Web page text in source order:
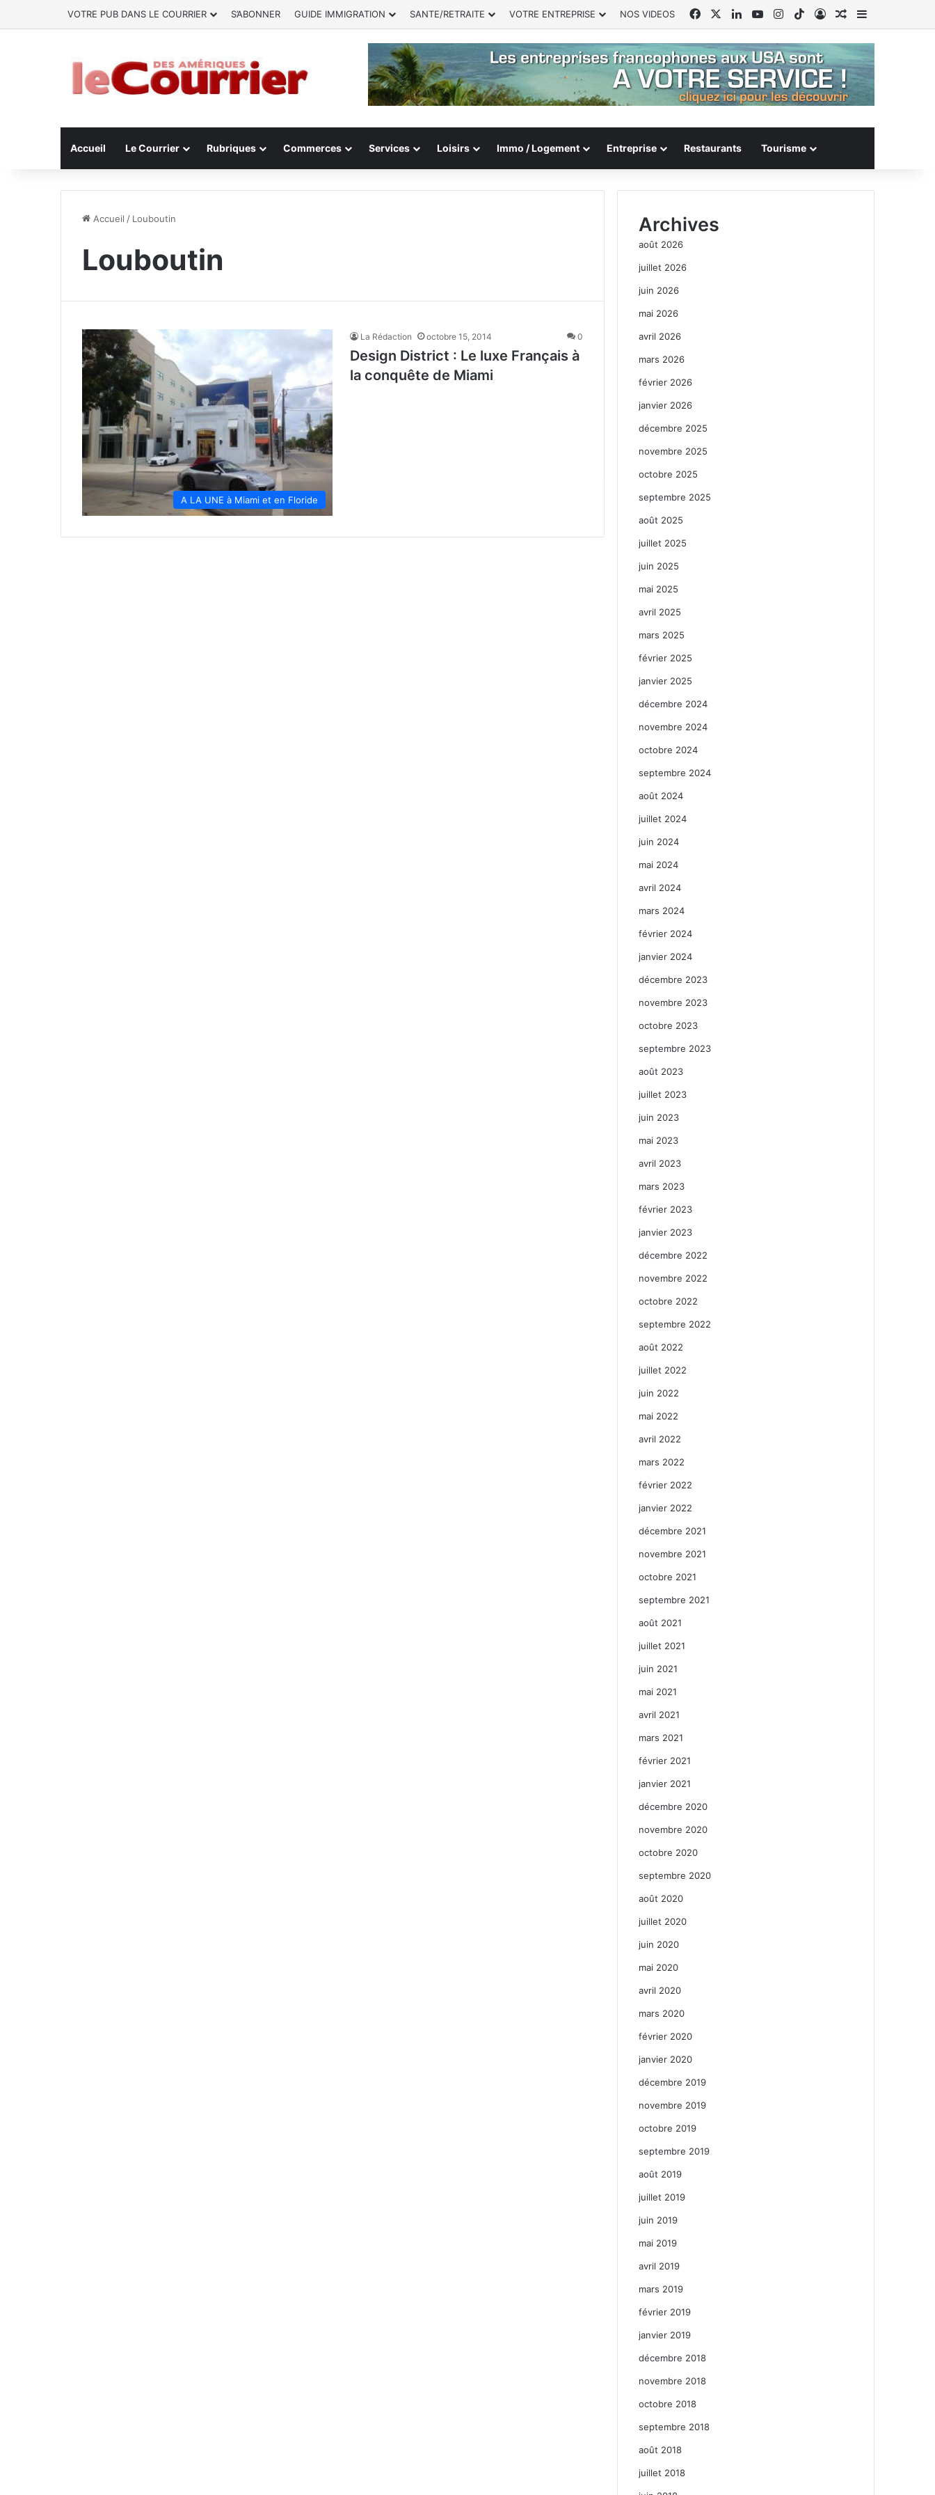
VOTRE PUB DANS LE COURRIER S’ABONNER GUIDE IMMIGRATION SANTE/RETRAITE VOTRE ENTREPRISE NOS VIDEOS FacebookLinkedinYouTubeInstagram
TikTokConnexion
Article Aléatoire
Sidebar
Accueil Le Courrier Rubriques Commerces Services Loisirs Immo / Logement Entreprise Restaurants Tourisme
Accueil / Louboutin
Louboutin
A LA UNE à Miami et en Floride
La Rédaction octobre 15, 2014 0
Design District : Le luxe Français à
la conquête de Miami
Archives
août 2026
juillet 2026
juin 2026
mai 2026
avril 2026
mars 2026
février 2026
janvier 2026
décembre 2025
novembre 2025
octobre 2025
septembre 2025
août 2025
juillet 2025
juin 2025
mai 2025
avril 2025
mars 2025
février 2025
janvier 2025
décembre 2024
novembre 2024
octobre 2024
septembre 2024
août 2024
juillet 2024
juin 2024
mai 2024
avril 2024
mars 2024
février 2024
janvier 2024
décembre 2023
novembre 2023
octobre 2023
septembre 2023
août 2023
juillet 2023
juin 2023
mai 2023
avril 2023
mars 2023
février 2023
janvier 2023
décembre 2022
novembre 2022
octobre 2022
septembre 2022
août 2022
juillet 2022
juin 2022
mai 2022
avril 2022
mars 2022
février 2022
janvier 2022
décembre 2021
novembre 2021
octobre 2021
septembre 2021
août 2021
juillet 2021
juin 2021
mai 2021
avril 2021
mars 2021
février 2021
janvier 2021
décembre 2020
novembre 2020
octobre 2020
septembre 2020
août 2020
juillet 2020
juin 2020
mai 2020
avril 2020
mars 2020
février 2020
janvier 2020
décembre 2019
novembre 2019
octobre 2019
septembre 2019
août 2019
juillet 2019
juin 2019
mai 2019
avril 2019
mars 2019
février 2019
janvier 2019
décembre 2018
novembre 2018
octobre 2018
septembre 2018
août 2018
juillet 2018